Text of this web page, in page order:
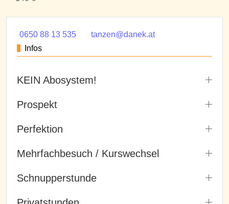
0650 88 13 535
tanzen@danek.at
Infos
KEIN Abosystem!
Prospekt
Perfektion
Mehrfachbesuch / Kurswechsel
Schnupperstunde